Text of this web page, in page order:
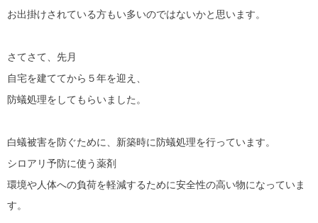
お出掛けされている方もい多いのではないかと思います。
さてさて、先月
自宅を建ててから５年を迎え、
防蟻処理をしてもらいました。
白蟻被害を防ぐために、新築時に防蟻処理を行っています。
シロアリ予防に使う薬剤
環境や人体への負荷を軽減するために安全性の高い物になっていま
す。